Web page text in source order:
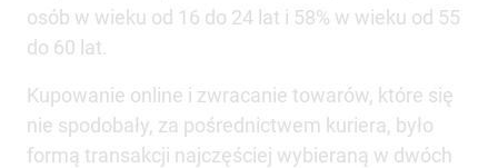
osób w wieku od 16 do 24 lat i 58% w wieku od 55
do 60 lat.
Kupowanie online i zwracanie towarów, które się
nie spodobały, za pośrednictwem kuriera, było
formą transakcji najczęściej wybieraną w dwóch